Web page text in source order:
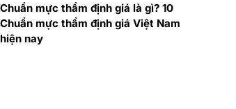
Chuẩn mực thẩm định giá là gì? 10
Chuẩn mực thẩm định giá Việt Nam
hiện nay